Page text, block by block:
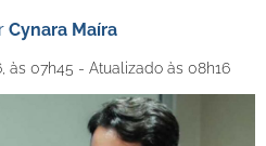
Cynara Maíra
07h45 - Atualizado às 08h16